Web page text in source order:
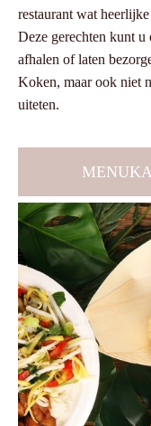
restaurant wat
Deze gerechten kunt
afhalen of laten
Koken, maar ook niet
uiteten.